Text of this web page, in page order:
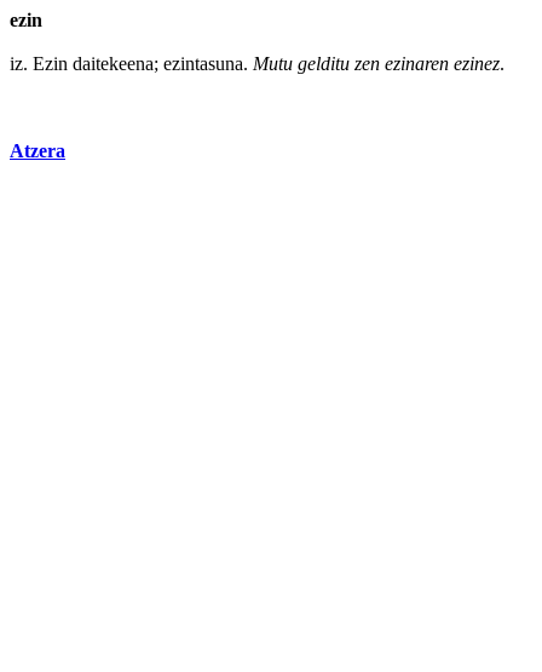
ezin
iz. Ezin daitekeena; ezintasuna. Mutu gelditu zen ezinaren ezinez.
Atzera